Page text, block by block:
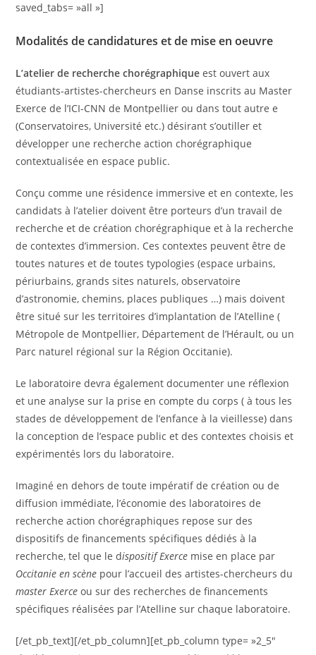
saved_tabs= »all »]
Modalités de candidatures et de mise en oeuvre
L’atelier de recherche chorégraphique est ouvert aux
étudiants-artistes-chercheurs en Danse inscrits au Master
Exerce de l’ICI-CNN de Montpellier ou dans tout autre e
(Conservatoires, Université etc.) désirant s’outiller et
développer une recherche action chorégraphique
contextualisée en espace public.
Conçu comme une résidence immersive et en contexte, les
candidats à l’atelier doivent être porteurs d’un travail de
recherche et de création chorégraphique et à la recherche
de contextes d’immersion. Ces contextes peuvent être de
toutes natures et de toutes typologies (espace urbains,
périurbains, grands sites naturels, observatoire
d’astronomie, chemins, places publiques …) mais doivent
être situé sur les territoires d’implantation de l’Atelline (
Métropole de Montpellier, Département de l’Hérault, ou un
Parc naturel régional sur la Région Occitanie).
Le laboratoire devra également documenter une réflexion
et une analyse sur la prise en compte du corps ( à tous les
stades de développement de l’enfance à la vieillesse) dans
la conception de l’espace public et des contextes choisis et
expérimentés lors du laboratoire.
Imaginé en dehors de toute impératif de création ou de
diffusion immédiate, l’économie des laboratoires de
recherche action chorégraphiques repose sur des
dispositifs de financements spécifiques dédiés à la
recherche, tel que le dispositif Exerce mise en place par
Occitanie en scène pour l’accueil des artistes-chercheurs du
master Exerce ou sur des recherches de financements
spécifiques réalisées par l’Atelline sur chaque laboratoire.
[/et_pb_text][/et_pb_column][et_pb_column type= »2_5″